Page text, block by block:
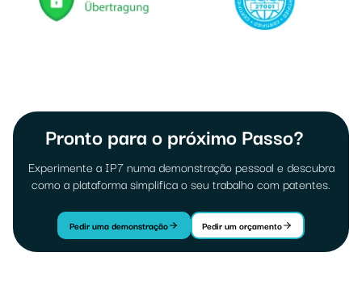
Pronto para o próximo Passo?
Experimente a IP7 numa demonstração pessoal e descubra
como a plataforma simplifica o seu trabalho com patentes.
Pedir uma demonstração Pedir um orçamento